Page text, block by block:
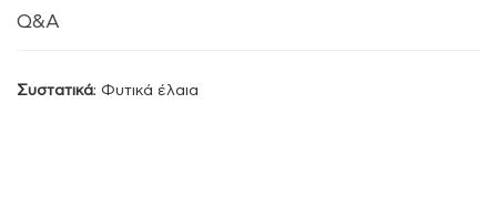
Q&A
Συστατικά: Φυτικά έλαια